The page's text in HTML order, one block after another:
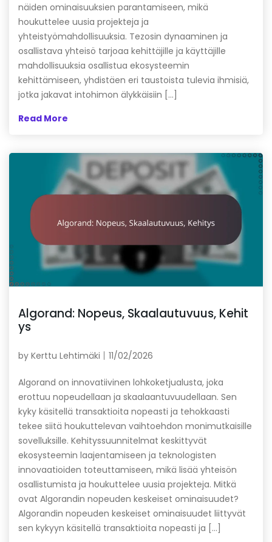
näiden ominaisuuksien parantamiseen, mikä
houkuttelee uusia projekteja ja
yhteistyömahdollisuuksia. Tezosin dynaaminen ja
osallistava yhteisö tarjoaa kehittäjille ja käyttäjille
mahdollisuuksia osallistua ekosysteemin
kehittämiseen, yhdistäen eri taustoista tulevia ihmisiä,
jotka jakavat intohimon älykkäisiin […]
Read More
Algorand: Nopeus, Skaalautuvuus, Kehit
ys
by Kerttu Lehtimäki 11/02/2026
Algorand on innovatiivinen lohkoketjualusta, joka
erottuu nopeudellaan ja skaalaantuvuudellaan. Sen
kyky käsitellä transaktioita nopeasti ja tehokkaasti
tekee siitä houkuttelevan vaihtoehdon monimutkaisille
sovelluksille. Kehityssuunnitelmat keskittyvät
ekosysteemin laajentamiseen ja teknologisten
innovaatioiden toteuttamiseen, mikä lisää yhteisön
osallistumista ja houkuttelee uusia projekteja. Mitkä
ovat Algorandin nopeuden keskeiset ominaisuudet?
Algorandin nopeuden keskeiset ominaisuudet liittyvät
sen kykyyn käsitellä transaktioita nopeasti ja […]